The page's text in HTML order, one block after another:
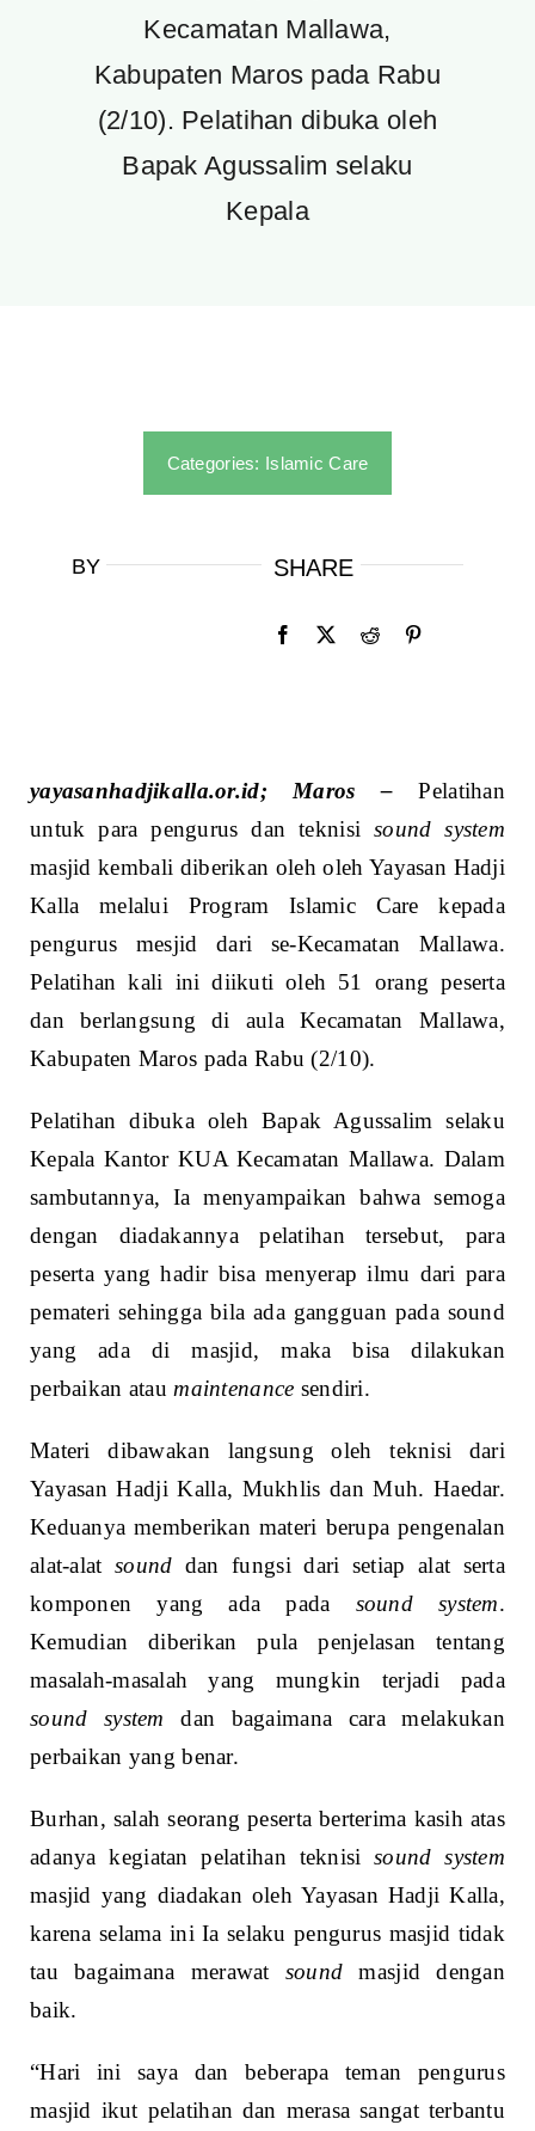
Kecamatan Mallawa,
Kabupaten Maros pada Rabu
(2/10). Pelatihan dibuka oleh
Bapak Agussalim selaku
Kepala
Categories: Islamic Care
BY SHARE
yayasanhadjikalla.or.id; Maros –Pelatihan
untuk para pengurus dan teknisi sound system
masjid kembali diberikan oleh oleh Yayasan Hadji
Kalla melalui Program Islamic Care kepada
pengurus mesjid dari se-Kecamatan Mallawa.
Pelatihan kali ini diikuti oleh 51 orang peserta
dan berlangsung di aula Kecamatan Mallawa,
Kabupaten Maros pada Rabu (2/10).
Pelatihan dibuka oleh Bapak Agussalim selaku
Kepala Kantor KUA Kecamatan Mallawa. Dalam
sambutannya, Ia menyampaikan bahwa semoga
dengan diadakannya pelatihan tersebut, para
peserta yang hadir bisa menyerap ilmu dari para
pemateri sehingga bila ada gangguan pada sound
yang ada di masjid, maka bisa dilakukan
perbaikan ataumaintenance sendiri.
Materi dibawakan langsung oleh teknisi dari
Yayasan Hadji Kalla, Mukhlis dan Muh. Haedar.
Keduanya memberikan materi berupa pengenalan
alat-alat sound dan fungsi dari setiap alat serta
komponen yang ada pada sound system.
Kemudian diberikan pula penjelasan tentang
masalah-masalah yang mungkin terjadi pada
sound system dan bagaimana cara melakukan
perbaikan yang benar.
Burhan, salah seorang peserta berterima kasih atas
adanya kegiatan pelatihan teknisisound system
masjid yang diadakan oleh Yayasan Hadji Kalla,
karena selama ini Ia selaku pengurus masjid tidak
tau bagaimana merawat sound masjid dengan
baik.
“Hari ini saya dan beberapa teman pengurus
masjid ikut pelatihan dan merasa sangat terbantu